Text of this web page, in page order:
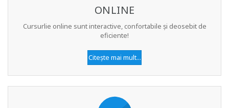
ONLINE
Cursurlie online sunt interactive, confortabile și deosebit de
eficiente!
Citește mai mult...